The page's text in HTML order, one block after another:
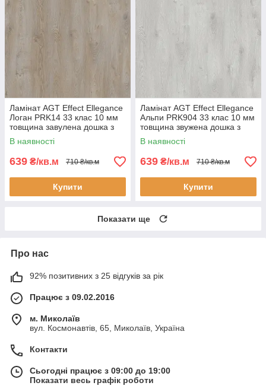
Ламінат AGT Effect Ellegance
Логан PRK14 33 клас 10 мм
товщина завулена дошка з
фаською
В наявності
639 ₴/кв.м 710 ₴/кв.м
Купити
Ламінат AGT Effect Ellegance
Альпи PRK904 33 клас 10 мм
товщина звужена дошка з
фаскою
В наявності
639 ₴/кв.м 710 ₴/кв.м
Купити
Показати ще
Про нас
92% позитивних з 25 відгуків за рік
Працює з 09.02.2016
м. Миколаїв
вул. Космонавтів, 65, Миколаїв, Україна
Контакти
Сьогодні працює з 09:00 до 19:00
Показати весь графік роботи